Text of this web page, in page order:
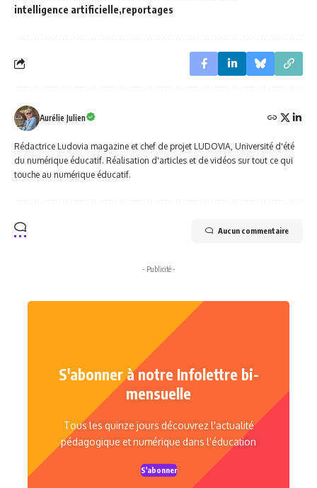
intelligence artificielle reportages
Aurélie Julien
Rédactrice Ludovia magazine et chef de projet LUDOVIA, Université d'été
du numérique éducatif. Réalisation d'articles et de vidéos sur tout ce qui
touche au numérique éducatif.
Aucun commentaire
- Publicité -
S'abonner à notre Infolettre bi-
mensuelle
Tous les quinze jours découvrez l'actualité
pédagogique et numérique dans l'éducation
S'abonner